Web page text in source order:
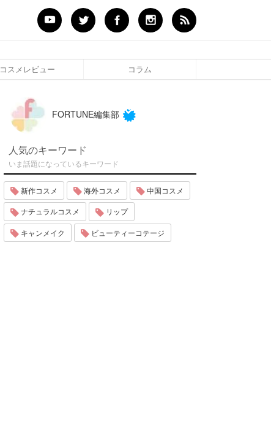
コスメレビュー コラム
FORTUNE編集部
人気のキーワード
いま話題になっているキーワード
新作コスメ 海外コスメ 中国コスメ
ナチュラルコスメ リップ
キャンメイク ビューティーコテージ